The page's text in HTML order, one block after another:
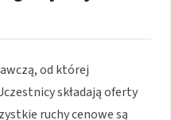
od której
składają oferty
ruchy cenowe są